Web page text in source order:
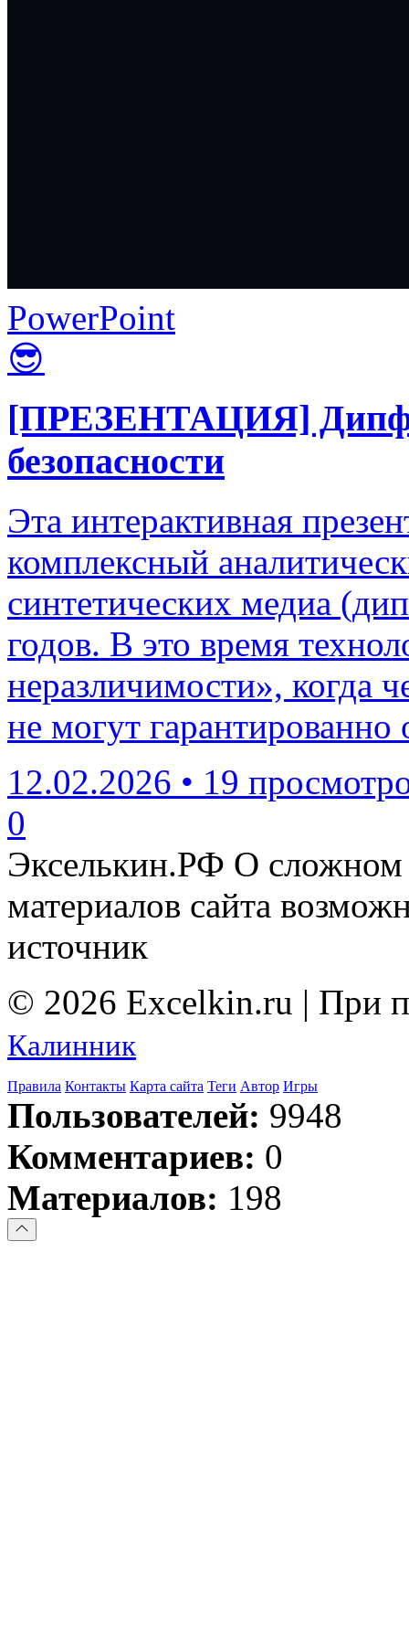
PowerPoint
😎
[ПРЕЗЕНТАЦИЯ]
безопасности
Эта интерактивная
комплексный
синтетических медиа
годов. В это время
неразличимости», когда
не могут гарантированно
12.02.2026 • 19
0
Экселькин.РФ О сложном
материалов сайта
источник
© 2026 Excelkin.ru | При
Калинник
Правила Контакты Карта сайта Теги Автор Игры
Пользователей: 9948
Комментариев: 0
Материалов: 198